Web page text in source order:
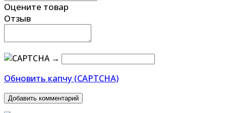
Оцените товар
Отзыв
→
Обновить капчу (CAPTCHA)
Добавить комментарий